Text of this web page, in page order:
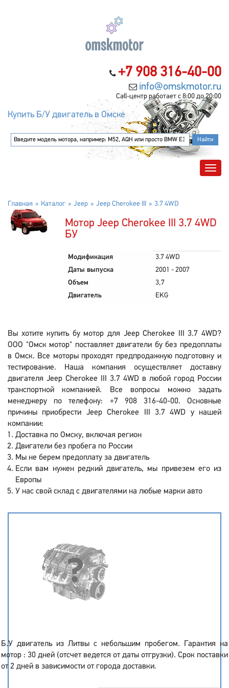
+7 908 316-40-00
info@omskmotor.ru
Call-центр работает с 8:00 до 20:00
Купить Б/У двигатель в Омске
Главная Каталог Jeep Jeep Cherokee III 3.7 4WD
Мотор Jeep Cherokee III 3.7 4WD
БУ
Модификация
3.7 4WD
Даты выпуска
2001 - 2007
Объем
3,7
Двигатель
EKG
Вы хотите купить бу мотор для Jeep Cherokee III 3.7 4WD?
ООО "Омск мотор" поставляет двигатели бу без предоплаты
в Омск. Все моторы проходят предпродажную подготовку и
тестирование. Наша компания осуществляет доставку
двигателя Jeep Cherokee III 3.7 4WD в любой город России
транспортной компанией. Все вопросы можно задать
менеджеру по телефону: +7 908 316-40-00. Основные
причины приобрести Jeep Cherokee III 3.7 4WD у нашей
компании:
Доставка по Омску, включая регион
Двигатели без пробега по России
Мы не берем предоплату за двигатель
Если вам нужен редкий двигатель, мы привезем его из
Европы
У нас свой склад с двигателями на любые марки авто
Б.У двигатель из Литвы с небольшим пробегом. Гарантия на
мотор : 30 дней (отсчет ведется от даты отгрузки). Срок поставки
от 2 дней в зависимости от города доставки.